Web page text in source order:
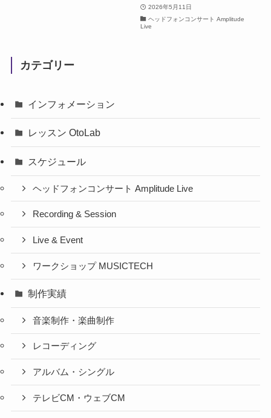
2026年5月11日
ヘッドフォンコンサート Amplitude
Live
カテゴリー
インフォメーション
レッスン OtoLab
スケジュール
ヘッドフォンコンサート Amplitude Live
Recording & Session
Live & Event
ワークショップ MUSICTECH
制作実績
音楽制作・楽曲制作
レコーディング
アルバム・シングル
テレビCM・ウェブCM